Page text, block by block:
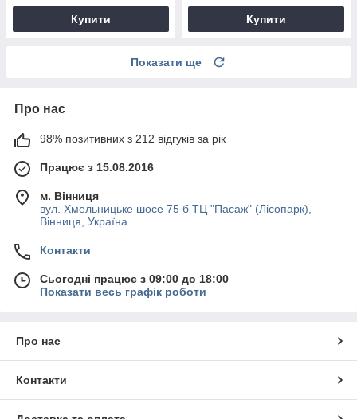
Купити Купити
Показати ще
Про нас
98% позитивних з 212 відгуків за рік
Працює з 15.08.2016
м. Вінниця
вул. Хмельницьке шосе 75 б ТЦ "Пасаж" (Лісопарк),
Вінниця, Україна
Контакти
Сьогодні працює з 09:00 до 18:00
Показати весь графік роботи
Про нас
Контакти